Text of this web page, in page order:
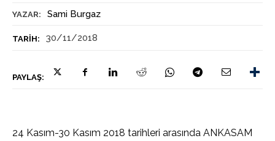
YAZAR: Sami Burgaz
TARIH: 30/11/2018
PAYLAŞ:
24 Kasım-30 Kasım 2018 tarihleri arasında ANKASAM